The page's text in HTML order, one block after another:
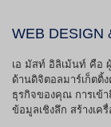
WEB DESIGN
เอ มัสท์ อิลิเม้นท์ คือ
ด้านดิจิตอลมาร์เก็ตติ้
ธุรกิจของคุณ การเข้
ข้อมูลเชิงลึก สร้างเค